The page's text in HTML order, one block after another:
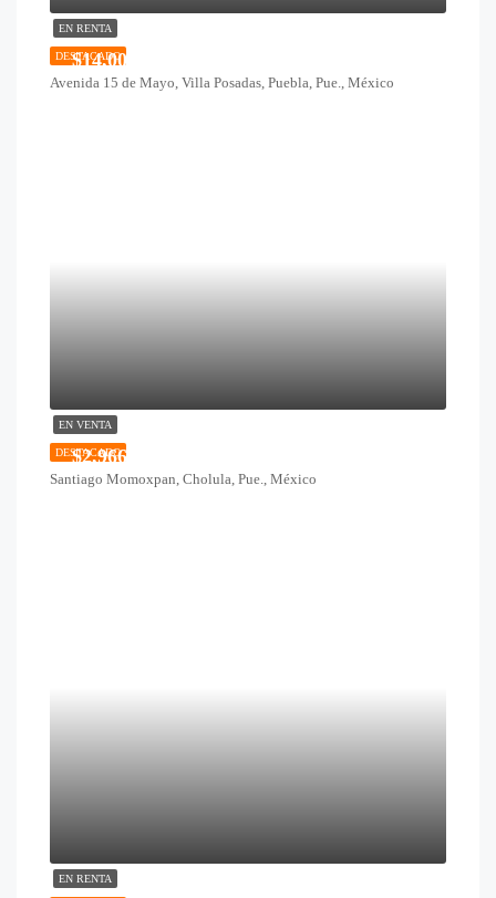
EN RENTA
DESTACADO
$14,000
Avenida 15 de Mayo, Villa Posadas, Puebla, Pue., México
EN VENTA
DESTACADO
$2,966,500
Santiago Momoxpan, Cholula, Pue., México
EN RENTA